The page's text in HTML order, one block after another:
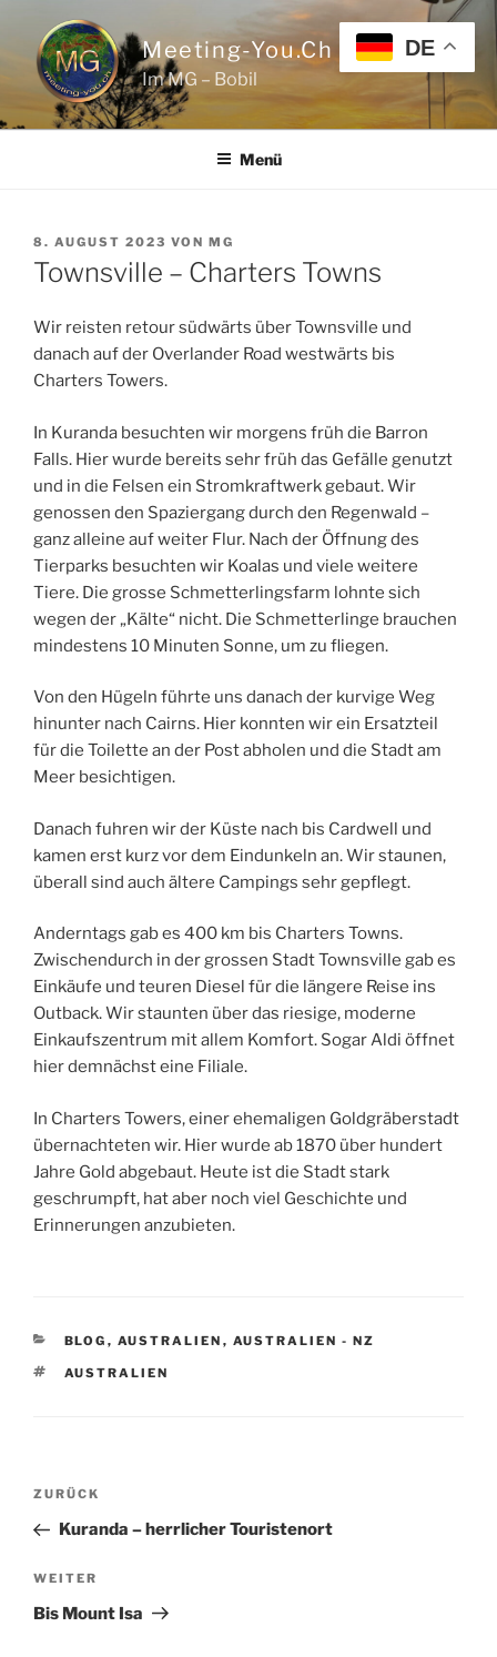
Inhalt
springen
Meeting-You.ch
Im MG – Bobil
Menü
VERÖFFENTLICHT
AM
8. AUGUST 2023 VON MG
Townsville – Charters Towns
Wir reisten retour südwärts über Townsville und
danach auf der Overlander Road westwärts bis
Charters Towers.
In Kuranda besuchten wir morgens früh die Barron
Falls. Hier wurde bereits sehr früh das Gefälle genutzt
und in die Felsen ein Stromkraftwerk gebaut. Wir
genossen den Spaziergang durch den Regenwald –
ganz alleine auf weiter Flur. Nach der Öffnung des
Tierparks besuchten wir Koalas und viele weitere
Tiere. Die grosse Schmetterlingsfarm lohnte sich
wegen der „Kälte“ nicht. Die Schmetterlinge brauchen
mindestens 10 Minuten Sonne, um zu fliegen.
Von den Hügeln führte uns danach der kurvige Weg
hinunter nach Cairns. Hier konnten wir ein Ersatzteil
für die Toilette an der Post abholen und die Stadt am
Meer besichtigen.
Danach fuhren wir der Küste nach bis Cardwell und
kamen erst kurz vor dem Eindunkeln an. Wir staunen,
überall sind auch ältere Campings sehr gepflegt.
Anderntags gab es 400 km bis Charters Towns.
Zwischendurch in der grossen Stadt Townsville gab es
Einkäufe und teuren Diesel für die längere Reise ins
Outback. Wir staunten über das riesige, moderne
Einkaufszentrum mit allem Komfort. Sogar Aldi öffnet
hier demnächst eine Filiale.
In Charters Towers, einer ehemaligen Goldgräberstadt
übernachteten wir. Hier wurde ab 1870 über hundert
Jahre Gold abgebaut. Heute ist die Stadt stark
geschrumpft, hat aber noch viel Geschichte und
Erinnerungen anzubieten.
KATEGORIEN
BLOG , AUSTRALIEN , AUSTRALIEN - NZ
SCHLAGWÖRTER
AUSTRALIEN
Beitragsnavigation
Vorheriger
Beitrag
ZURÜCK
Kuranda – herrlicher Touristenort
Nächster
Beitrag
WEITER
Bis Mount Isa
DE